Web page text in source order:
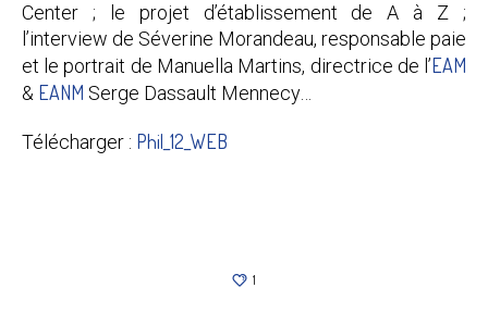
Center ; le projet d’établissement de A à Z ;
l’interview de Séverine Morandeau, responsable paie
et le portrait de Manuella Martins, directrice de l’EAM
& EANM Serge Dassault Mennecy…
Télécharger : Phil_12_WEB
1